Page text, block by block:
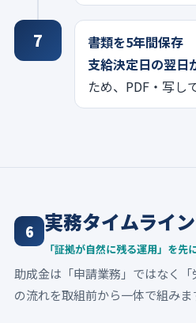
7
書類を5年間保存
支給決定日の翌日
ため、PDF・写し
6 実務タイムライン
「証拠が自然に残る運用」を先
助成金は「申請業務」ではなく
の流れを取組前から一体で組みま